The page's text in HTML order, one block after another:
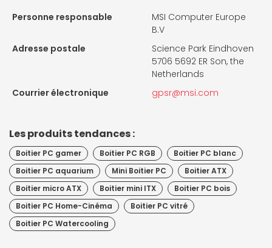
Personne responsable
MSI Computer Europe
B.V
Adresse postale
Science Park Eindhoven
5706 5692 ER Son, the
Netherlands
Courrier électronique
gpsr@msi.com
Les produits tendances :
Boitier PC gamer Boitier PC RGB
Boitier PC blanc
Boitier PC aquarium
Mini Boitier PC
Boitier ATX
Boitier micro ATX
Boitier mini ITX
Boitier PC bois
Boitier PC Home-Cinéma
Boitier PC vitré
Boitier PC Watercooling